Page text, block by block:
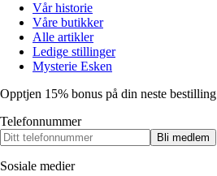
Vår historie
Våre butikker
Alle artikler
Ledige stillinger
Mysterie Esken
Opptjen 15% bonus på din neste bestilling
Telefonnummer
Bli medlem
Sosiale medier